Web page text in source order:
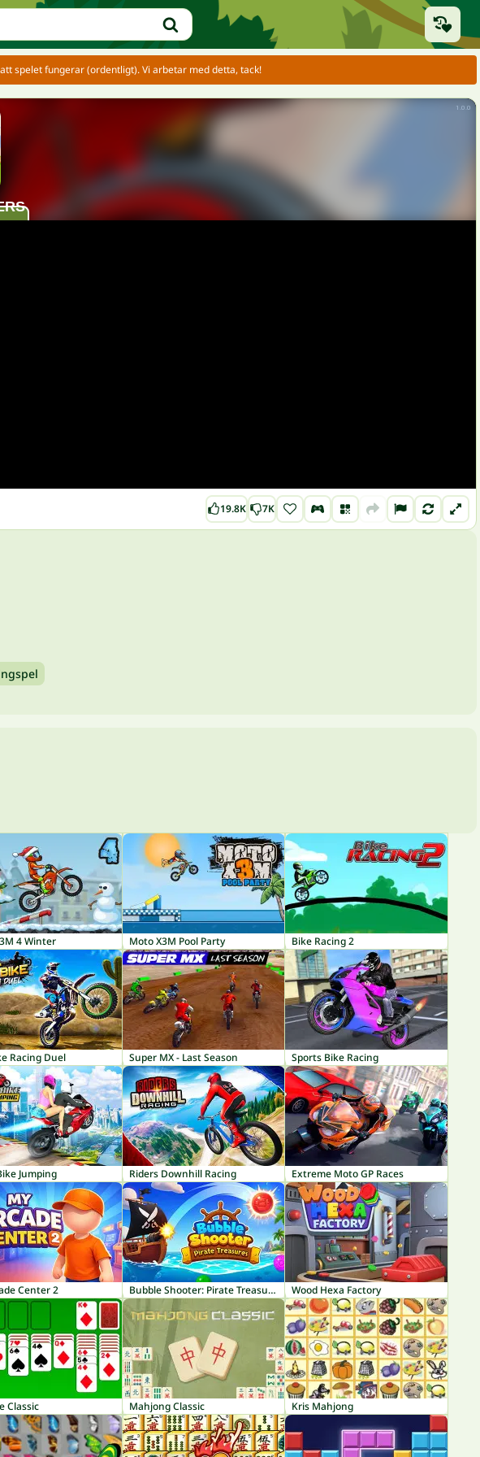
spelet fungerar (ordentligt). Vi arbetar med detta, tack!
19.8K 7K
4 Winter Moto X3M Pool Party Bike Racing 2
Racing Duel Super MX - Last Season Sports Bike Racing
Jumping Riders Downhill Racing Extreme Moto GP Races
Center 2 Bubble Shooter: Pirate Treasures Wood Hexa Factory
Classic Mahjong Classic Kris Mahjong